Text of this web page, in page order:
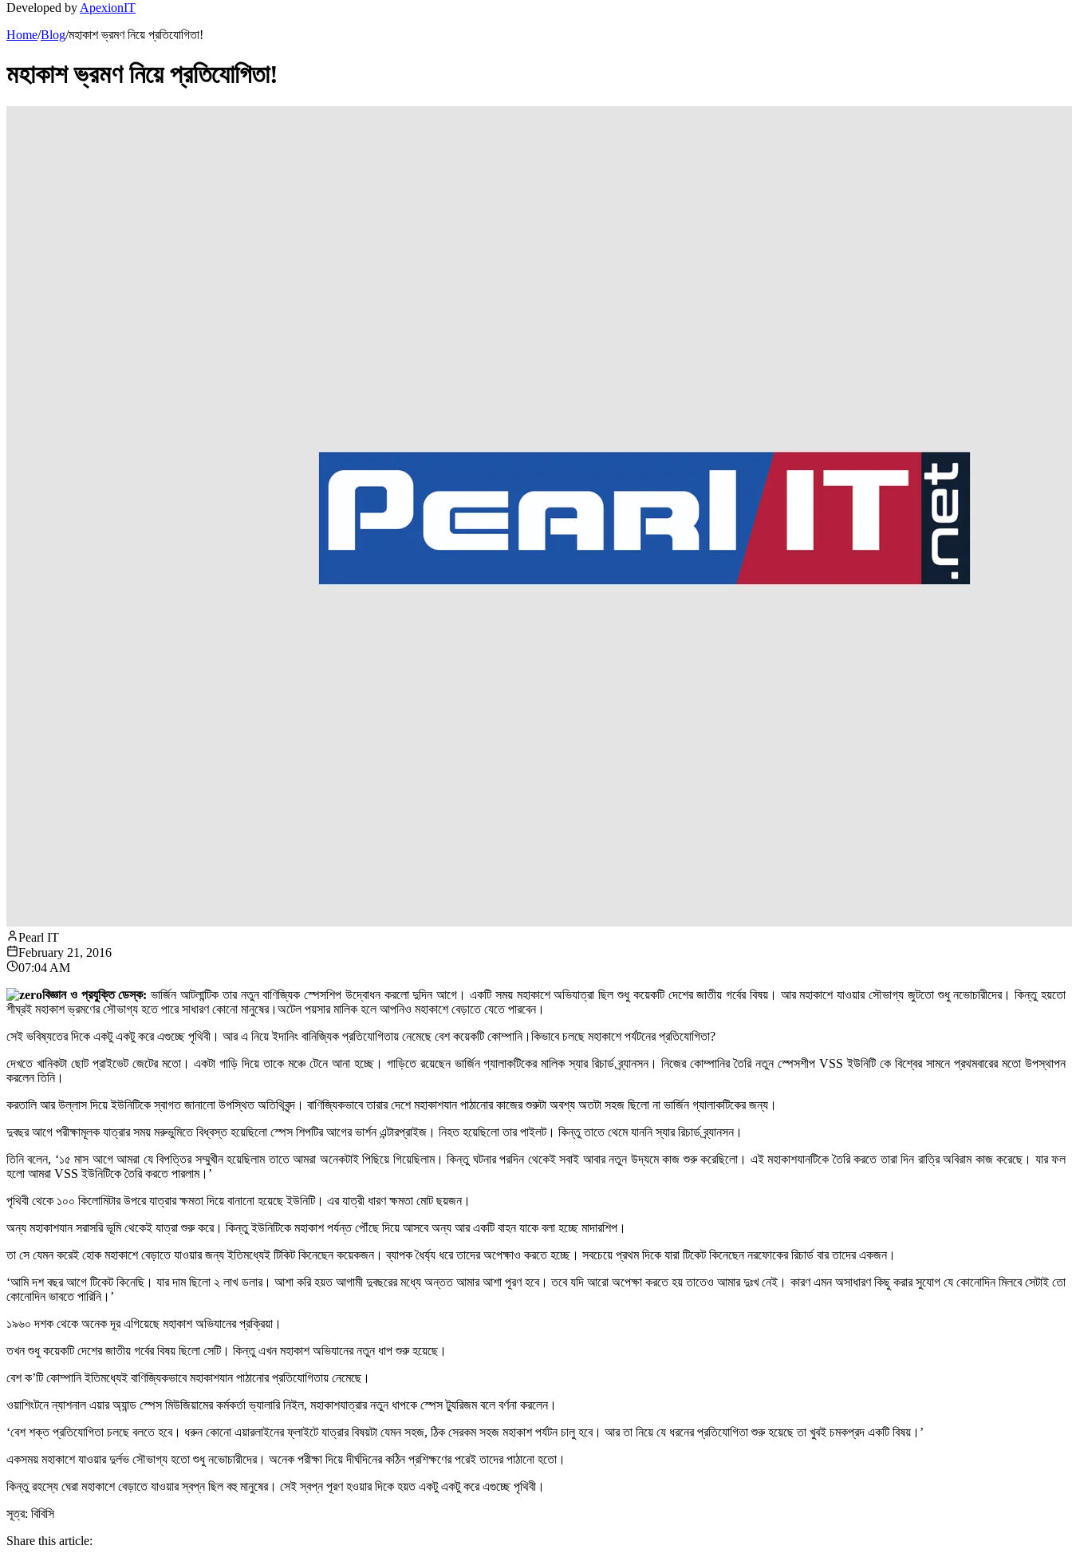
Developed by ApexionIT
Home/Blog/মহাকাশ ভ্রমণ নিয়ে প্রতিযোগিতা!
মহাকাশ ভ্রমণ নিয়ে প্রতিযোগিতা!
Pearl IT
February 21, 2016
07:04 AM
বিজ্ঞান ও প্রযুক্তি ডেস্ক: ভার্জিন আটলান্টিক তার নতুন বাণিজ্যিক স্পেসশিপ উদ্বোধন করলো দুদিন আগে। একটি সময় মহাকাশে অভিযাত্রা ছিল শুধু কয়েকটি দেশের জাতীয় গর্বের বিষয়। আর মহাকাশে যাওয়ার সৌভাগ্য জুটতো শুধু নভোচারীদের। কিন্তু হয়তো
শীঘ্রই মহাকাশ ভ্রমণের সৌভাগ্য হতে পারে সাধারণ কোনো মানুষের।অটেল পয়সার মালিক হলে আপনিও মহাকাশে বেড়াতে যেতে পারবেন।
সেই ভবিষ্যতের দিকে একটু একটু করে এগুচ্ছে পৃথিবী। আর এ নিয়ে ইদানিং বানিজ্যিক প্রতিযোগিতায় নেমেছে বেশ কয়েকটি কোম্পানি।কিভাবে চলছে মহাকাশে পর্যটনের প্রতিযোগিতা?
দেখতে খানিকটা ছোট প্রাইভেট জেটের মতো। একটা গাড়ি দিয়ে তাকে মঞ্চে টেনে আনা হচ্ছে। গাড়িতে রয়েছেন ভার্জিন গ্যালাকটিকের মালিক স্যার রিচার্ড ব্র্যানসন। নিজের কোম্পানির তৈরি নতুন স্পেসশীপ VSS ইউনিটি কে বিশ্বের সামনে প্রথমবারের মতো উপস্থাপন
করলেন তিনি।
করতালি আর উল্লাস দিয়ে ইউনিটিকে স্বাগত জানালো উপস্থিত অতিথিবৃন্দ। বাণিজ্যিকভাবে তারার দেশে মহাকাশযান পাঠানোর কাজের শুরুটা অবশ্য অতটা সহজ ছিলো না ভার্জিন গ্যালাকটিকের জন্য।
দুবছর আগে পরীক্ষামূলক যাত্রার সময় মরুভুমিতে বিধ্বস্ত হয়েছিলো স্পেস শিপটির আগের ভার্শন এন্টারপ্রাইজ। নিহত হয়েছিলো তার পাইলট। কিন্তু তাতে থেমে যাননি স্যার রিচার্ড ব্র্যানসন।
তিনি বলেন, ‘১৫ মাস আগে আমরা যে বিপত্তির সম্মুখীন হয়েছিলাম তাতে আমরা অনেকটাই পিছিয়ে গিয়েছিলাম। কিন্তু ঘটনার পরদিন থেকেই সবাই আবার নতুন উদ্যমে কাজ শুরু করেছিলো। এই মহাকাশযানটিকে তৈরি করতে তারা দিন রাত্রি অবিরাম কাজ করেছে। যার ফল
হলো আমরা VSS ইউনিটিকে তৈরি করতে পারলাম।’
পৃথিবী থেকে ১০০ কিলোমিটার উপরে যাত্রার ক্ষমতা দিয়ে বানানো হয়েছে ইউনিটি। এর যাত্রী ধারণ ক্ষমতা মোট ছয়জন।
অন্য মহাকাশযান সরাসরি ভূমি থেকেই যাত্রা শুরু করে। কিন্তু ইউনিটিকে মহাকাশ পর্যন্ত পৌঁছে দিয়ে আসবে অন্য আর একটি বাহন যাকে বলা হচ্ছে মাদারশিপ।
তা সে যেমন করেই হোক মহাকাশে বেড়াতে যাওয়ার জন্য ইতিমধ্যেই টিকিট কিনেছেন কয়েকজন। ব্যাপক ধৈর্য্য ধরে তাদের অপেক্ষাও করতে হচ্ছে। সবচেয়ে প্রথম দিকে যারা টিকেট কিনেছেন নরফোকের রিচার্ড বার তাদের একজন।
‘আমি দশ বছর আগে টিকেট কিনেছি। যার দাম ছিলো ২ লাখ ডলার। আশা করি হয়ত আগামী দুবছরের মধ্যে অন্তত আমার আশা পূরণ হবে। তবে যদি আরো অপেক্ষা করতে হয় তাতেও আমার দুঃখ নেই। কারণ এমন অসাধারণ কিছু করার সুযোগ যে কোনোদিন মিলবে সেটাই তো
কোনোদিন ভাবতে পারিনি।’
১৯৬০ দশক থেকে অনেক দূর এগিয়েছে মহাকাশ অভিযানের প্রক্রিয়া।
তখন শুধু কয়েকটি দেশের জাতীয় গর্বের বিষয় ছিলো সেটি। কিন্তু এখন মহাকাশ অভিযানের নতুন ধাপ শুরু হয়েছে।
বেশ ক’টি কোম্পানি ইতিমধ্যেই বাণিজ্যিকভাবে মহাকাশযান পাঠানোর প্রতিযোগিতায় নেমেছে।
ওয়াশিংটনে ন্যাশনাল এয়ার অ্যান্ড স্পেস মিউজিয়ামের কর্মকর্তা ভ্যালারি নিইল, মহাকাশযাত্রার নতুন ধাপকে স্পেস ট্যুরিজম বলে বর্ণনা করলেন।
‘বেশ শক্ত প্রতিযোগিতা চলছে বলতে হবে। ধরুন কোনো এয়ারলাইনের ফ্লাইটে যাত্রার বিষয়টা যেমন সহজ, ঠিক সেরকম সহজ মহাকাশ পর্যটন চালু হবে। আর তা নিয়ে যে ধরনের প্রতিযোগিতা শুরু হয়েছে তা খুবই চমকপ্রদ একটি বিষয়।’
একসময় মহাকাশে যাওয়ার দুর্লভ সৌভাগ্য হতো শুধু নভোচারীদের। অনেক পরীক্ষা দিয়ে দীর্ঘদিনের কঠিন প্রশিক্ষণের পরেই তাদের পাঠানো হতো।
কিন্তু রহস্যে ঘেরা মহাকাশে বেড়াতে যাওয়ার স্বপ্ন ছিল বহু মানুষের। সেই স্বপ্ন পূরণ হওয়ার দিকে হয়ত একটু একটু করে এগুচ্ছে পৃথিবী।
সূত্র: বিবিসি
Share this article: